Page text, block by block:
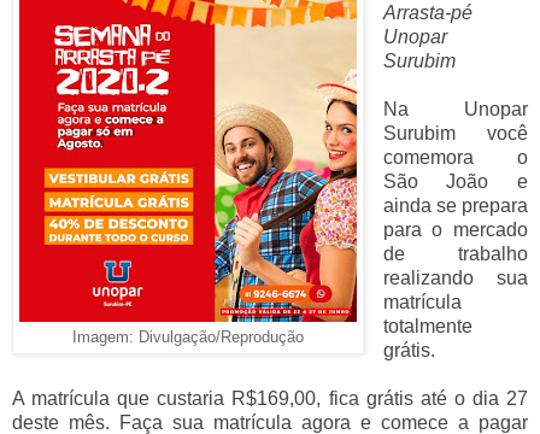
Imagem: Divulgação/Reprodução
Arrasta-pé
Unopar
Surubim
Na Unopar
Surubim você
comemora o
São João e
ainda se prepara
para o mercado
de trabalho
realizando sua
matrícula
totalmente
grátis.
A matrícula que custaria R$169,00, fica grátis até o dia 27
deste mês. Faça sua matrícula agora e comece a pagar